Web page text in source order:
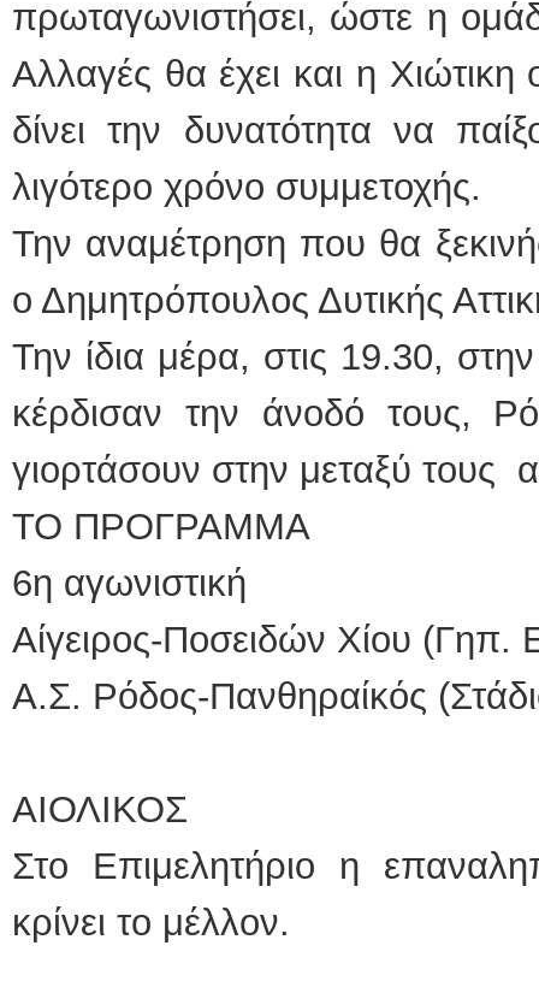
πρωταγωνιστήσει, ώστε η
Αλλαγές θα έχει και η
δίνει την δυνατότητα να
λιγότερο χρόνο συμμετοχής.
Την αναμέτρηση που θα
ο Δημητρόπουλος Δυτικής
Την ίδια μέρα, στις 19.30,
κέρδισαν την άνοδό τους,
γιορτάσουν στην μεταξύ τους
ΤΟ ΠΡΟΓΡΑΜΜΑ
6η αγωνιστική
Αίγειρος-Ποσειδών Χίου
Α.Σ. Ρόδος-Πανθηραίκός
ΑΙΟΛΙΚΟΣ
Στο Επιμελητήριο η
κρίνει το μέλλον.